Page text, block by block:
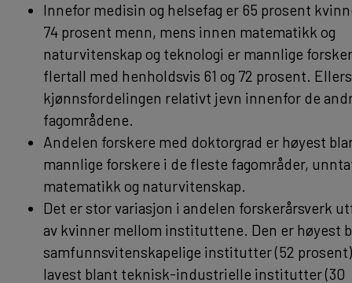
Innefor medisin og helsefag er 65 prosent
74 prosent menn, mens innen matematikk og
naturvitenskap og teknologi er mannlige
flertall med henholdsvis 61 og 72 prosent.
kjønnsfordelingen relativt jevn innenfor de
fagområdene.
Andelen forskere med doktorgrad er høyest
mannlige forskere i de fleste fagområder,
matematikk og naturvitenskap.
Det er stor variasjon i andelen forskerårsverk
av kvinner mellom instituttene. Den er høyest
samfunnsvitenskapelige institutter (52
lavest blant teknisk-industrielle institutter (30